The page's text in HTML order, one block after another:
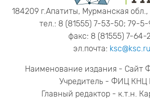
184209 г.Апатиты, Мурманская
тел.: 8 (81555) 7-53-50; 79-5-
факс: 8 (81555) 7-64-
эл.почта: ksc@ksc.ru
Наименование издания - Сайт
Учредитель - ФИЦ КНЦ
Главный редактор - к.т.н.